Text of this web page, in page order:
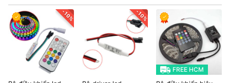
-10% -10%
FREE HCM